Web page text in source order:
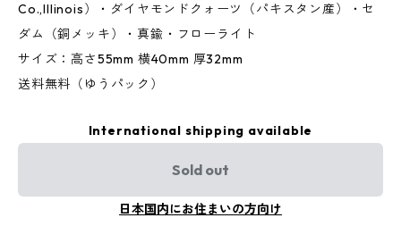
Co.,Illinois）・ダイヤモンドクォーツ（パキスタン産）・セ
ダム（銅メッキ）・真鍮・フローライト
サイズ：高さ55mm 横40mm 厚32mm
送料無料（ゆうパック）
International shipping available
Sold out
日本国内にお住まいの方向け